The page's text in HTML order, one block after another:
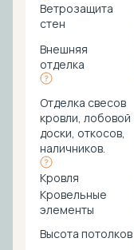
Ветрозащита
стен
Внешняя
отделка
Отделка свесов
кровли, лобовой
доски, откосов,
наличников.
Кровля
Кровельные
элементы
Высота потолков